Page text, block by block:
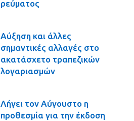
ρεύματος
Αύξηση και άλλες
σημαντικές αλλαγές στο
ακατάσχετο τραπεζικών
λογαριασμών
Λήγει τον Αύγουστο η
προθεσμία για την έκδοση